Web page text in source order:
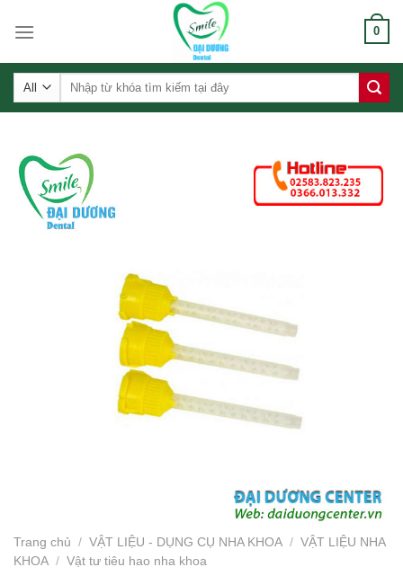
0
Tìm
kiếm:
Trang chủ / VẬT LIỆU - DỤNG CỤ NHA KHOA / VẬT LIỆU NHA
KHOA / Vật tư tiêu hao nha khoa